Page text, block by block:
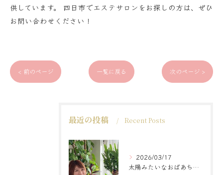
供しています。 四日市でエステサロンをお探しの方は、ぜひ
お問い合わせください！
< 前のページ 一覧に戻る 次のページ >
最近の投稿 Recent Posts
2026/03/17
太陽みたいなおばあちゃんに